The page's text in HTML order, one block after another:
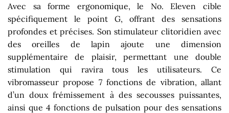
Avec sa forme ergonomique, le No. Eleven cible
spécifiquement le point G, offrant des sensations
profondes et précises. Son stimulateur clitoridien avec
des oreilles de lapin ajoute une dimension
supplémentaire de plaisir, permettant une double
stimulation qui ravira tous les utilisateurs. Ce
vibromasseur propose 7 fonctions de vibration, allant
d’un doux frémissement à des secousses puissantes,
ainsi que 4 fonctions de pulsation pour des sensations